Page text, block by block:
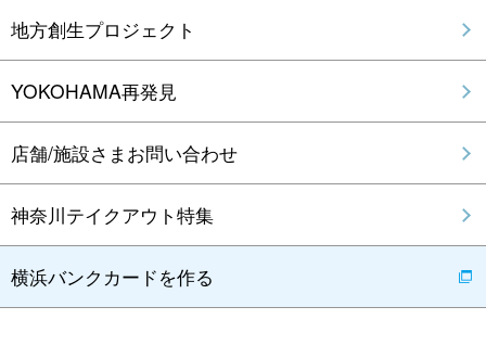
地方創生プロジェクト
YOKOHAMA再発見
店舗/施設さまお問い合わせ
神奈川テイクアウト特集
横浜バンクカードを作る